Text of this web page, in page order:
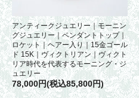
アンティークジュエリー｜モーニン
グジュエリー｜ペンダントトップ｜
ロケット｜ヘアー入り｜15金ゴール
ド 15K｜ヴィクトリアン｜ヴィクト
リア時代を代表するモーニング・ジ
ュエリー
78,000円(税込85,800円)